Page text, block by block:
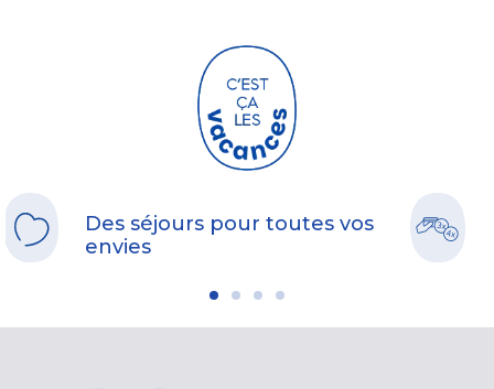
Des séjours pour toutes vos
envies